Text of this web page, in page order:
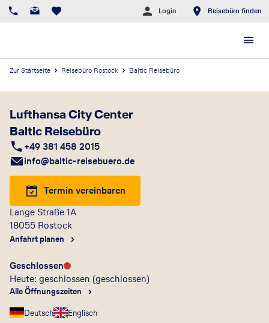
Login Reisebüro finden
Zur Startseite Reisebüro Rostock Baltic Reisebüro
Lufthansa City Center
Baltic Reisebüro
+49 381 458 2015
info@baltic-reisebuero.de
Termin vereinbaren
Lange Straße 1A
18055 Rostock
Anfahrt planen
Geschlossen
Heute: geschlossen (geschlossen)
Alle Öffnungszeiten
Deutsch
Englisch